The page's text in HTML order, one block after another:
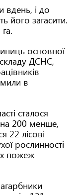
вдень, і до
його загасити.
основної
ДСНС,
в
сталося
200 менше,
22 лісові
рослинності
пожеж